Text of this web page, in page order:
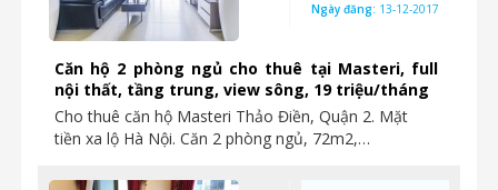
Căn hộ 2 phòng ngủ cho thuê tại Masteri, full
nội thất, tầng trung, view sông, 19 triệu/tháng
Cho thuê căn hộ Masteri Thảo Điền, Quận 2. Mặt
tiền xa lộ Hà Nội. Căn 2 phòng ngủ, 72m2,…
Ngày đăng: 13-12-2017